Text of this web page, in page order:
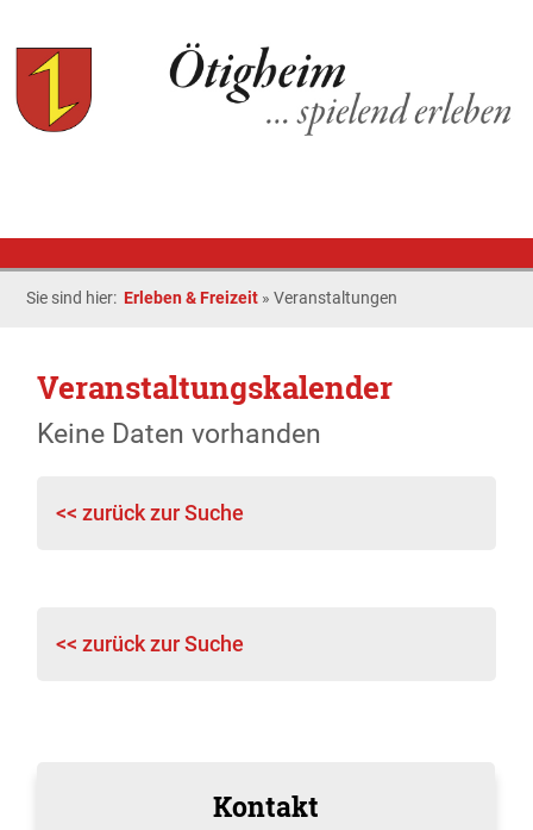
Sie sind hier: Erleben & Freizeit »Veranstaltungen
Veranstaltungskalender
Keine Daten vorhanden
<< zurück zur Suche
<< zurück zur Suche
Kontakt